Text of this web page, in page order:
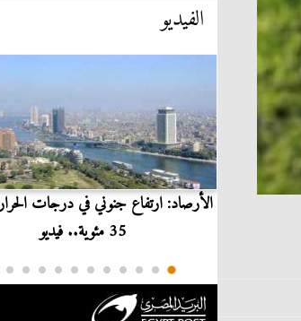
الفيديو
في
الأرصاد: ارتفاع جنوني في درجات
35 مئوية.. فيديو